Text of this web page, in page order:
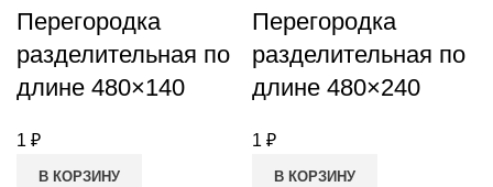
Перегородка
разделительная по
длине 480×140
1 ₽
В КОРЗИНУ
Перегородка
разделительная по
длине 480×240
1 ₽
В КОРЗИНУ